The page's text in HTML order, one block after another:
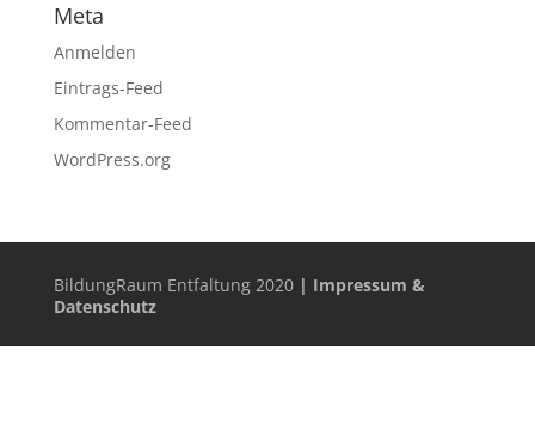
Meta
Anmelden
Eintrags-Feed
Kommentar-Feed
WordPress.org
BildungRaum Entfaltung 2020| Impressum &
Datenschutz